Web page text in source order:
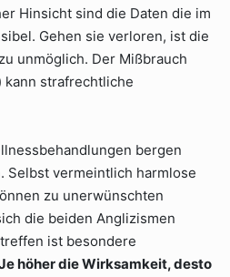
Hinsicht sind die Daten die im
Gehen sie verloren, ist die
unmöglich. Der Mißbrauch
kann strafrechtliche
bergen
Selbst vermeintlich harmlose
zu unerwünschten
die beiden Anglizismen
treffen ist besondere
höher die Wirksamkeit, desto